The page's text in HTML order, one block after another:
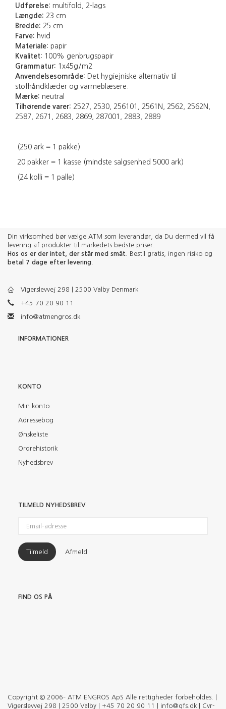
Udførelse: multifold, 2-lags
Længde: 23 cm
Bredde: 25 cm
Farve: hvid
Materiale: papir
Kvalitet: 100% genbrugspapir
Grammatur: 1x45g/m2
Anvendelsesområde: Det hygiejniske alternativ til
stofhåndklæder og varmeblæsere.
Mærke: neutral
Tilhørende varer: 2527, 2530, 256101, 2561N, 2562, 2562N,
2587, 2671, 2683, 2869, 287001, 2883, 2889
(250 ark = 1 pakke)
20 pakker = 1 kasse (mindste salgsenhed 5000 ark)
(24 kolli = 1 palle)
Din virksomhed bør vælge ATM som leverandør, da Du dermed vil få
levering af produkter til markedets bedste priser.
Hos os er der intet, der står med småt . Bestil gratis, ingen risiko og
betal 7 dage efter levering
Vigerslevvej 298 | 2500 Valby Denmark
+45 70 20 90 11
info@atmengros.dk
INFORMATIONER
KONTO
Min konto
Adressebog
Ønskeliste
Ordrehistorik
Nyhedsbrev
TILMELD NYHEDSBREV
adresse
Tilmeld Afmeld
FIND OS PÅ
Copyright © 2006– ATM ENGROS ApS Alle rettigheder forbeholdes. |
Vigerslevvej 298 | 2500 Valby | +45 70 20 90 11 | info@qfs.dk | Cvr-